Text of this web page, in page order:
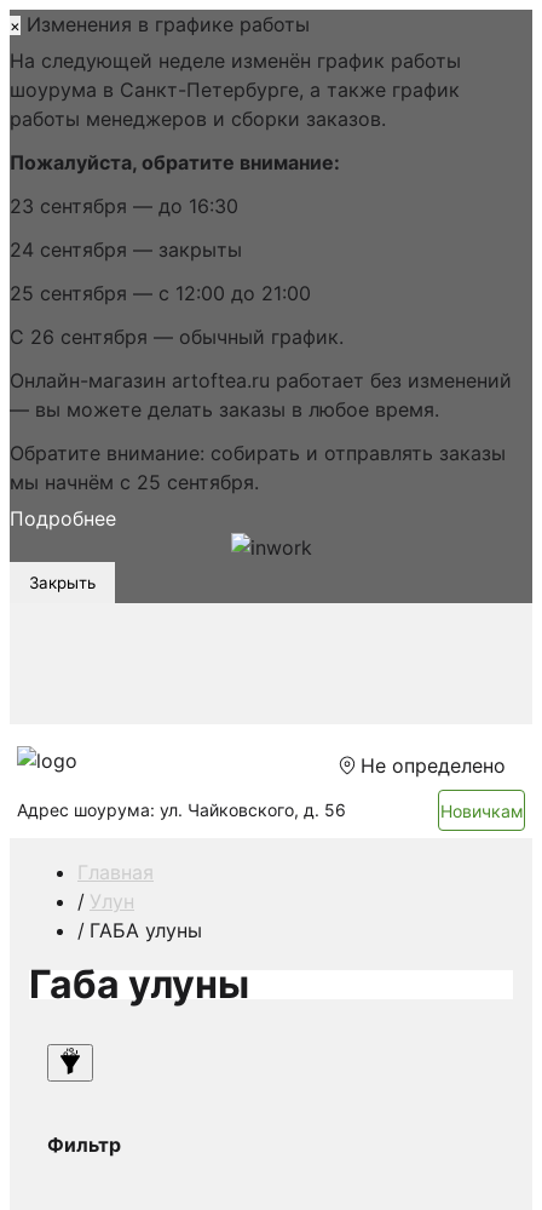
× Изменения в графике работы
На следующей неделе изменён график работы
шоурума в Санкт-Петербурге, а также график
работы менеджеров и сборки заказов.
Пожалуйста, обратите внимание:
23 сентября — до 16:30
24 сентября — закрыты
25 сентября — с 12:00 до 21:00
С 26 сентября — обычный график.
Онлайн-магазин artoftea.ru работает без изменений
— вы можете делать заказы в любое время.
Обратите внимание: собирать и отправлять заказы
мы начнём с 25 сентября.
Подробнее
Закрыть
Не определено
Адрес шоурума: ул. Чайковского, д. 56 Новичкам
Главная
Улун
ГАБА улуны
Габа улуны
Фильтр